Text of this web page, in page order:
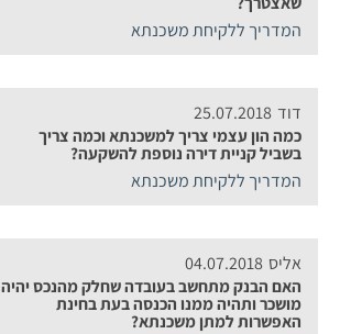
המדריך ללקיחת משכנתא
דוד 25.07.2018
כמה הון עצמי צריך למשכנתא וכמה צריך
בשביל קניית דירה נוספת להשקעה?
המדריך ללקיחת משכנתא
אליס 04.07.2018
האם הבנק מתחשב בעובדה שחלק מהנכס יהיה
מושכר ותהיה ממנו הכנסה בעת בחינת
האפשרות למתן משכנתא?